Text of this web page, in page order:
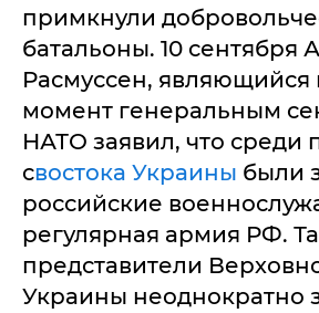
примкнули
батальоны. 10 сентября
Расмуссен, являющийся
момент генеральным
НАТО заявил, что среди
свостока Украины были
российские
регулярная армия РФ.
представители
Украины неоднократно